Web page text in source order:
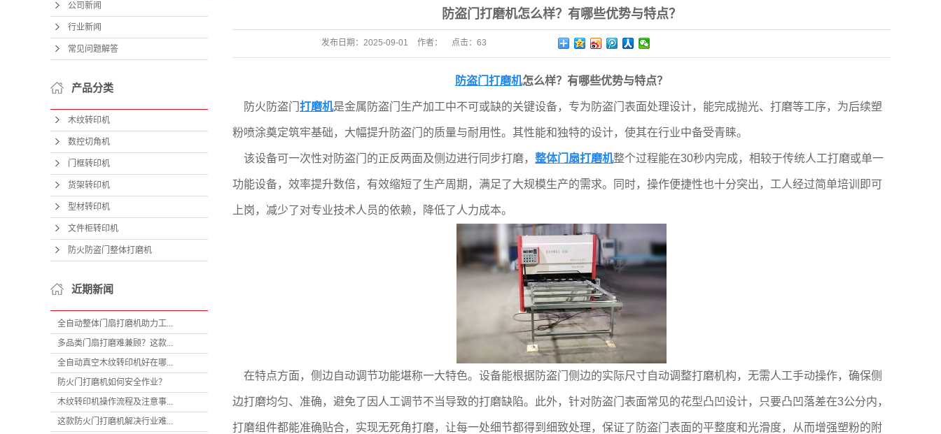
公司新闻
行业新闻
常见问题解答
产品分类
木纹转印机
数控切角机
门框转印机
货架转印机
型材转印机
文件柜转印机
防火防盗门整体打磨机
近期新闻
全自动整体门扇打磨机助力工...
多品类门扇打磨难兼顾？这款...
全自动真空木纹转印机好在哪...
防火门打磨机如何安全作业？
木纹转印机操作流程及注意事...
这款防火门打磨机解决行业难...
防盗门打磨机怎么样？有哪些优势与特点？​
发布日期： 2025-09-01 作者： 点击： 63
防盗门打磨机怎么样？有哪些优势与特点？
防火防盗门 打磨机是金属防盗门生产加工中不可或缺的关键设备，专为防盗门表面处理设计，能完成抛光、打磨等工序，为后续塑
粉喷涂奠定筑牢基础，大幅提升防盗门的质量与耐用性。其性能和独特的设计，使其在行业中备受青睐。
该设备可一次性对防盗门的正反两面及侧边进行同步打磨， 整体门扇打磨机整个过程能在30秒内完成，相较于传统人工打磨或单一
功能设备，效率提升数倍，有效缩短了生产周期，满足了大规模生产的需求。同时，操作便捷性也十分突出，工人经过简单培训即可
上岗，减少了对专业技术人员的依赖，降低了人力成本。
在特点方面，侧边自动调节功能堪称一大特色。设备能根据防盗门侧边的实际尺寸自动调整打磨机构，无需人工手动操作，确保侧
边打磨均匀、准确，避免了因人工调节不当导致的打磨缺陷。此外，针对防盗门表面常见的花型凸凹设计，只要凸凹落差在3公分内，
打磨组件都能准确贴合，实现无死角打磨，让每一处细节都得到细致处理，保证了防盗门表面的平整度和光滑度，从而增强塑粉的附